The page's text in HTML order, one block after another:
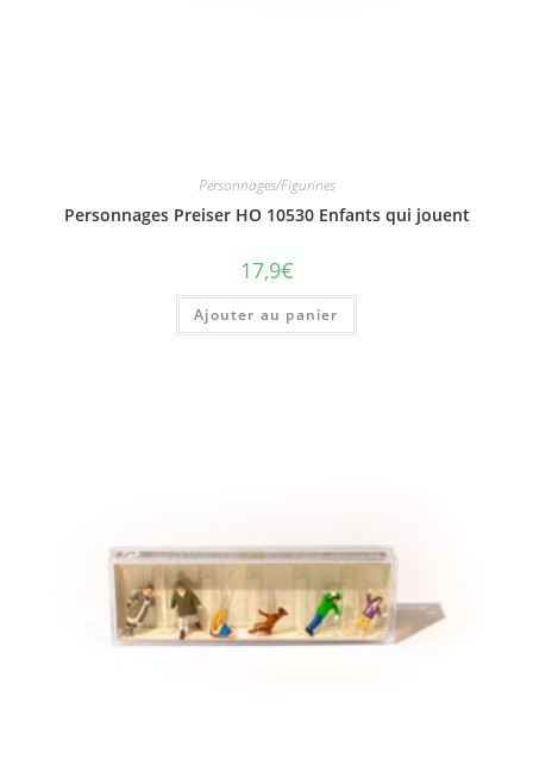
Personnages/Figurines
Personnages Preiser HO 10530 Enfants qui jouent
17,9€
Ajouter au panier